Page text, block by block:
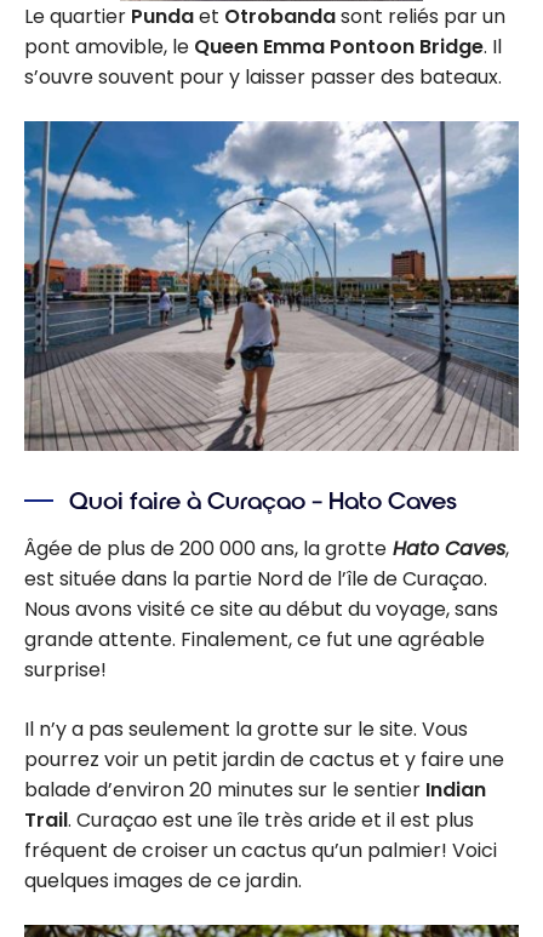
Le quartier Pundaet Otrobandasont reliés par un
pont amovible, le Queen Emma Pontoon Bridge. Il
s’ouvre souvent pour y laisser passer des bateaux.
Quoi faire à Curaçao – Hato Caves
Âgée de plus de 200 000 ans, la grotte Hato Caves,
est située dans la partie Nord de l’île de Curaçao.
Nous avons visité ce site au début du voyage, sans
grande attente. Finalement, ce fut une agréable
surprise!
Il n’y a pas seulement la grotte sur le site. Vous
pourrez voir un petit jardin de cactus et y faire une
balade d’environ 20 minutes sur le sentier Indian
Trail. Curaçao est une île très aride et il est plus
fréquent de croiser un cactus qu’un palmier! Voici
quelques images de ce jardin.